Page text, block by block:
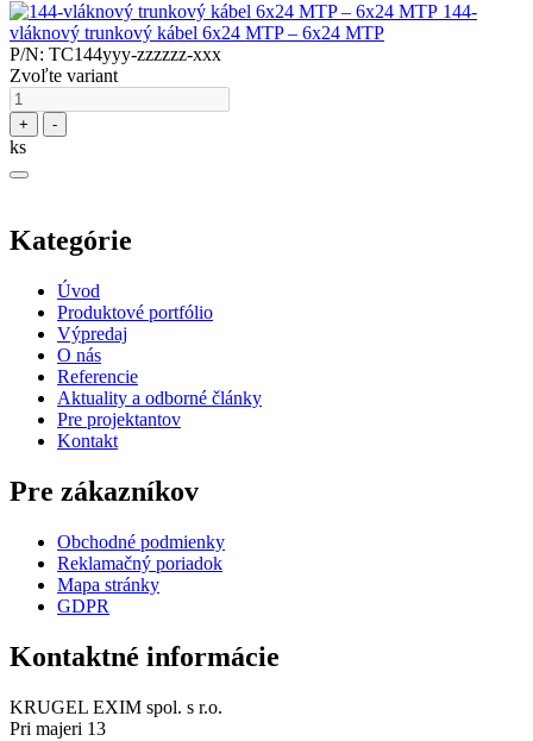
144-
vláknový trunkový kábel 6x24 MTP – 6x24 MTP
P/N: TC144yyy-zzzzzz-xxx
Zvoľte variant
+ -
ks
Kategórie
Úvod
Produktové portfólio
Výpredaj
O nás
Referencie
Aktuality a odborné články
Pre projektantov
Kontakt
Pre zákazníkov
Obchodné podmienky
Reklamačný poriadok
Mapa stránky
GDPR
Kontaktné informácie
KRUGEL EXIM spol. s r.o.
Pri majeri 13